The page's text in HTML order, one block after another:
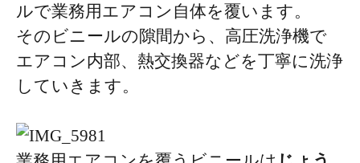
ルで業務用エアコン自体を覆います。
そのビニールの隙間から、高圧洗浄機で
エアコン内部、熱交換器などを丁寧に洗浄
していきます。